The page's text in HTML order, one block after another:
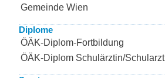
Gemeinde Wien
Diplome
ÖÄK-Diplom-Fortbildung
ÖÄK-Diplom Schulärztin/Schularzt